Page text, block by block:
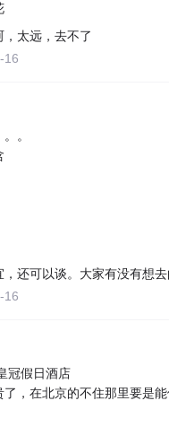
太远，去不了
16
。
，还可以谈。大家有没有想
16
冠假日酒店
了，在北京的不住那里要是